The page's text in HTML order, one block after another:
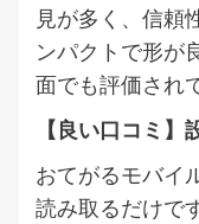
見が多く、信頼
ンパクトで形が
面でも評価され
【良い口コミ
おてがるモバイ
読み取るだけで